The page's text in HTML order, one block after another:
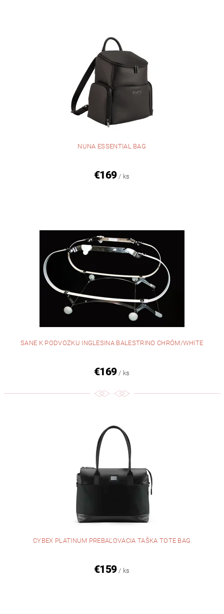
NUNA ESSENTIAL BAG
€169 / ks
SANE K PODVOZKU INGLESINA BALESTRINO CHRÓM/WHITE
€169 / ks
CYBEX PLATINUM PREBAĽOVACIA TAŠKA TOTE BAG
€159 / ks